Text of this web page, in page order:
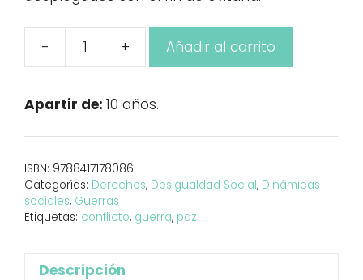
-
¿Qué
la
cantidad
+ Añadir al carrito
Apartir de: 10 años.
ISBN: 9788417178086
Categorías: Derechos, Desigualdad Social, Dinámicas
sociales, Guerras
Etiquetas: conflicto, guerra, paz
Descripción